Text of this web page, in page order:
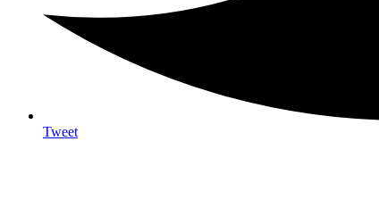
Tweet